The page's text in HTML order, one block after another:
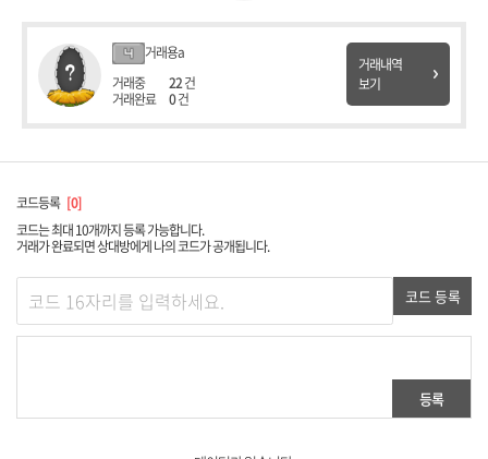
거래용a
거래중
22건
거래완료
0건
거래내역
보기
코드등록 0
코드는 최대 10개까지 등록 가능합니다.
거래가 완료되면 상대방에게 나의 코드가 공개됩니다.
코드 등록
등록